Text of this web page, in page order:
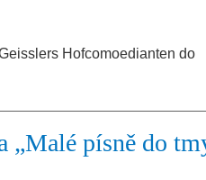
Hofcomoedianten do
„Malé písně do